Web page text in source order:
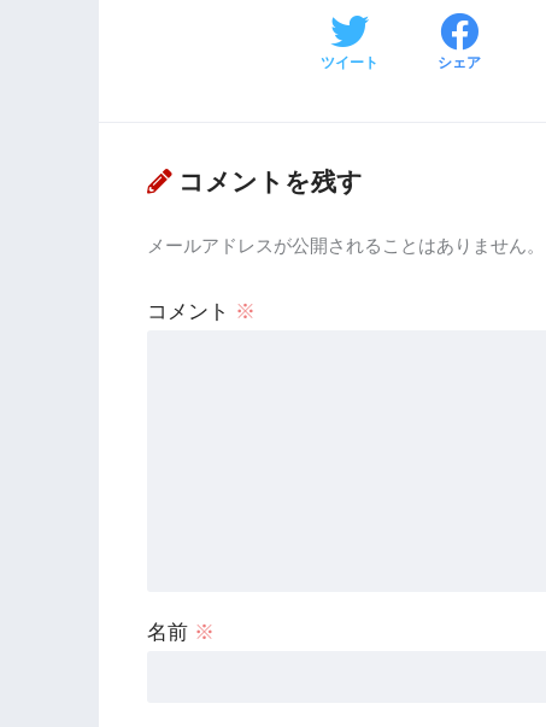
ツイート シェア
コメントを残す
メールアドレスが公開されることはありません。
コメント ※
名前 ※